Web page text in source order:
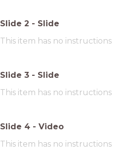
Slide 2 - Slide
This item has no instructions
Slide 3 - Slide
This item has no instructions
Slide 4 - Video
This item has no instructions